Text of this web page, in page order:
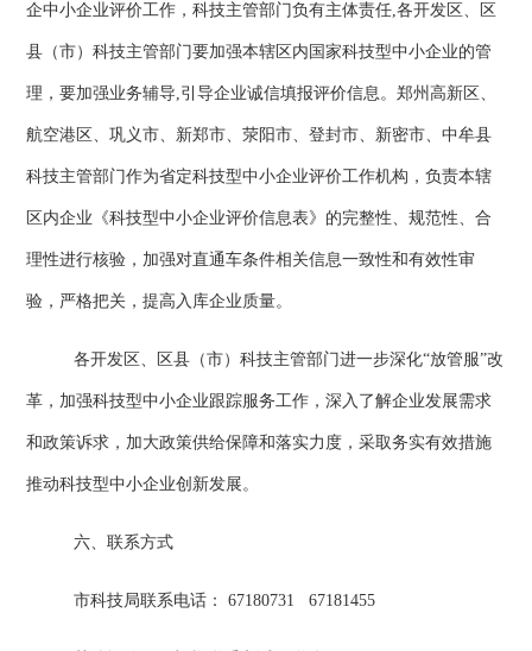
企中小企业评价工作，科技主管部门负有主体责任,各开发区、区
县（市）科技主管部门要加强本辖区内国家科技型中小企业的管
理，要加强业务辅导,引导企业诚信填报评价信息。郑州高新区、
航空港区、巩义市、新郑市、荥阳市、登封市、新密市、中牟县
科技主管部门作为省定科技型中小企业评价工作机构，负责本辖
区内企业《科技型中小企业评价信息表》的完整性、规范性、合
理性进行核验，加强对直通车条件相关信息一致性和有效性审
验，严格把关，提高入库企业质量。
各开发区、区县（市）科技主管部门进一步深化“放管服”改
革，加强科技型中小企业跟踪服务工作，深入了解企业发展需求
和政策诉求，加大政策供给保障和落实力度，采取务实有效措施
推动科技型中小企业创新发展。
六、联系方式
市科技局联系电话： 67180731 67181455